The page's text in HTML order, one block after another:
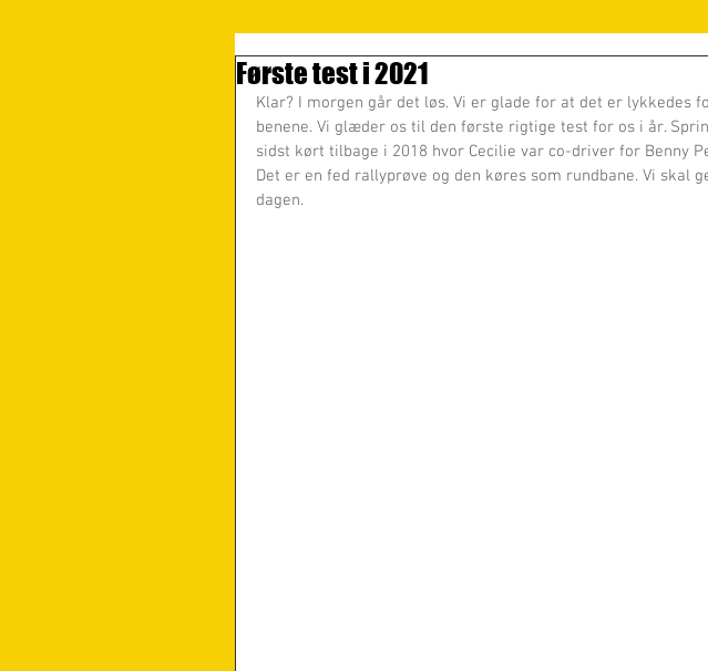
Første test i 2021
Klar? I morgen går det løs. Vi er glade for at det er lykkedes
benene. Vi glæder os til den første rigtige test for os i år.
sidst kørt tilbage i 2018 hvor Cecilie var co-driver for Benny
Det er en fed rallyprøve og den køres som rundbane. Vi skal
dagen.